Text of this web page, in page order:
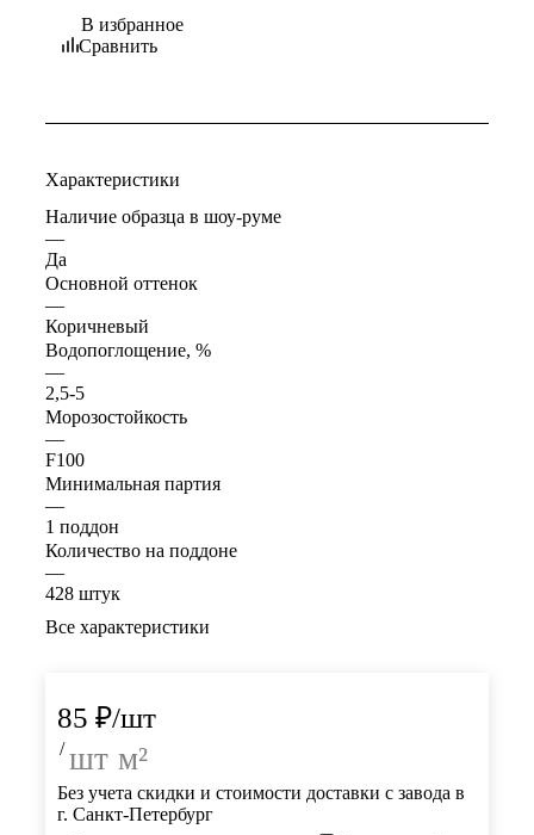
В избранное
Сравнить
Характеристики
Наличие образца в шоу-руме
—
Да
Основной оттенок
—
Коричневый
Водопоглощение, %
—
2,5-5
Морозостойкость
—
F100
Минимальная партия
—
1 поддон
Количество на поддоне
—
428 штук
Все характеристики
85 ₽/шт
/ шт м²
Без учета скидки и стоимости доставки с завода в
г. Санкт-Петербург